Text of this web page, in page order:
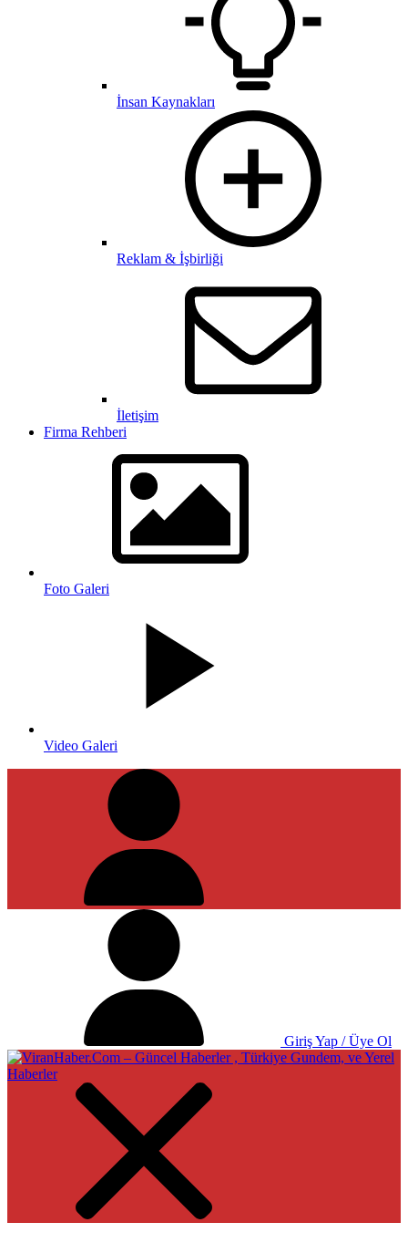
İnsan Kaynakları
Reklam & İşbirliği
İletişim
Firma Rehberi
Foto Galeri
Video Galeri
Giriş Yap / Üye Ol